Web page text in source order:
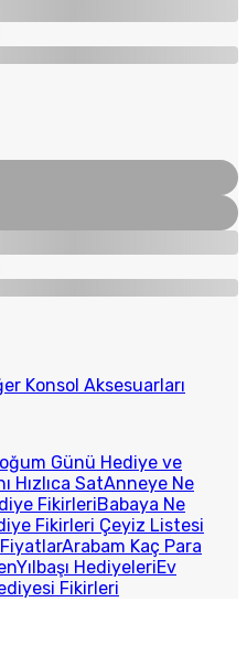
Konsol Aksesuarları
Günü Hediye ve
Hızlıca SatAnneye Ne
FikirleriBabaya Ne
Fikirleri Çeyiz Listesi
Arabam Kaç Para
Yılbaşı HediyeleriEv
Fikirleri